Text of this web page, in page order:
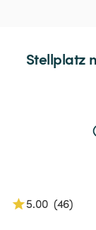
Stellplatz
5.00 (46)